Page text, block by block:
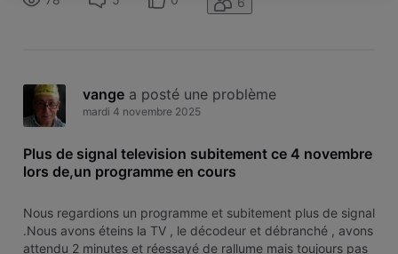
vange a posté une problème
mardi 4 novembre 2025
Plus de signal television subitement ce 4 novembre
lors de,un programme en cours
Nous regardions un programme et subitement plus de signal
.Nous avons éteins la TV , le décodeur et débranché , avons
attendu 2 minutes et réessayé de rallume mais toujours pas